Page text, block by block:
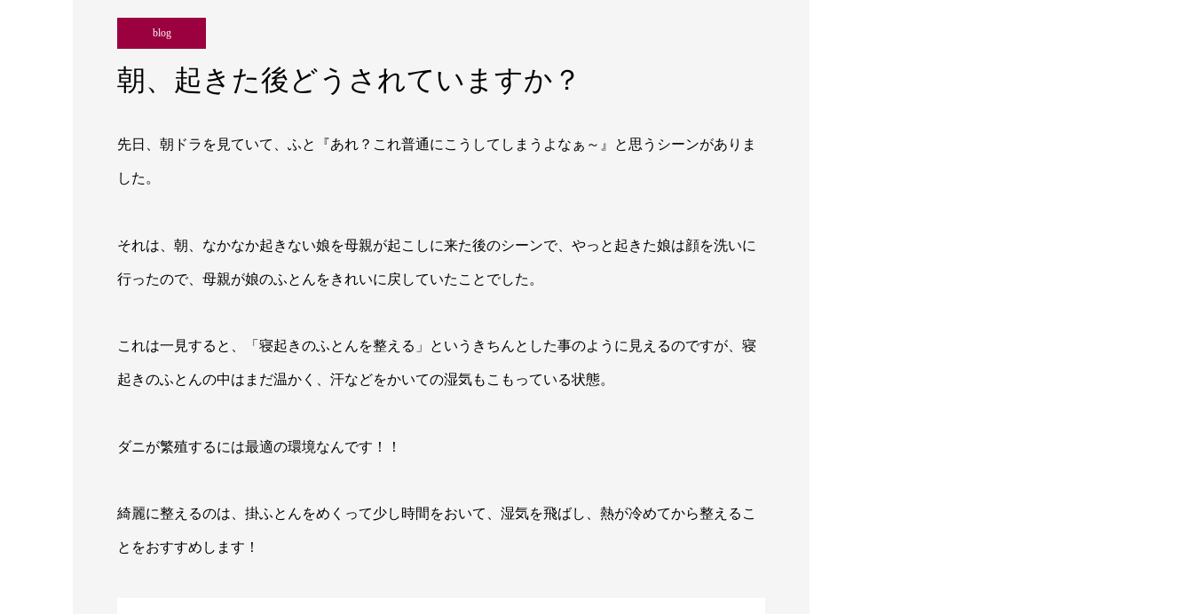
blog
朝、起きた後どうされていますか？
先日、朝ドラを見ていて、ふと『あれ？これ普通にこうしてしまうよなぁ～』と思うシーンがありま
した。
それは、朝、なかなか起きない娘を母親が起こしに来た後のシーンで、やっと起きた娘は顔を洗いに
行ったので、母親が娘のふとんをきれいに戻していたことでした。
これは一見すると、「寝起きのふとんを整える」というきちんとした事のように見えるのですが、寝
起きのふとんの中はまだ温かく、汗などをかいての湿気もこもっている状態。
ダニが繁殖するには最適の環境なんです！！
綺麗に整えるのは、掛ふとんをめくって少し時間をおいて、湿気を飛ばし、熱が冷めてから整えるこ
とをおすすめします！